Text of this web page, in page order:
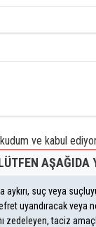
ve kabul
AŞAĞIDA
aykırı, suç veya
uyandıracak veya
zedeleyen, taciz